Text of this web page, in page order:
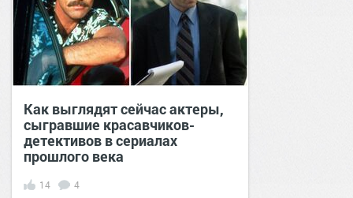
Как выглядят сейчас актеры,
сыгравшие красавчиков-
детективов в сериалах
прошлого века
14 4